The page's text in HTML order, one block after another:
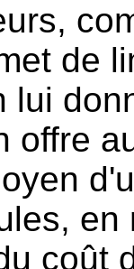
de
lui
offre
coût